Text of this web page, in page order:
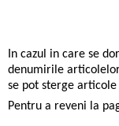
In cazul in care se
denumirile
se pot sterge
Pentru a reveni la